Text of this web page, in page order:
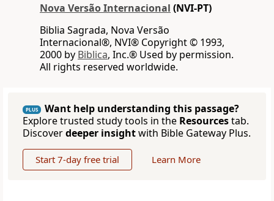
Nova Versão Internacional (NVI-PT)
Biblia Sagrada, Nova Versão
Internacional®, NVI® Copyright © 1993,
2000 by Biblica, Inc.® Used by permission.
All rights reserved worldwide.
PLUS
Want help understanding this passage?
Explore trusted study tools in the Resourcestab.
Discoverdeeper insightwith Bible Gateway Plus.
Start 7-day free trial Learn More